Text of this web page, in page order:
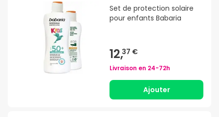
Set de protection solaire
pour enfants Babaria
12,37 €
Livraison en 24-72h
Ajouter